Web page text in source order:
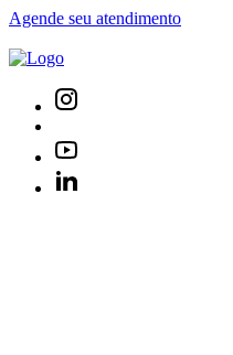
Agende seu atendimento